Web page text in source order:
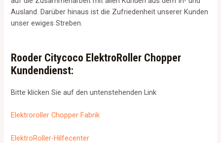
Ausland. Darüber hinaus ist die Zufriedenheit unserer Kunden
unser ewiges Streben.
Rooder Citycoco ElektroRoller Chopper
Kundendienst:
Bitte klicken Sie auf den untenstehenden Link
Elektroroller Chopper Fabrik
ElektroRoller-Hilfecenter